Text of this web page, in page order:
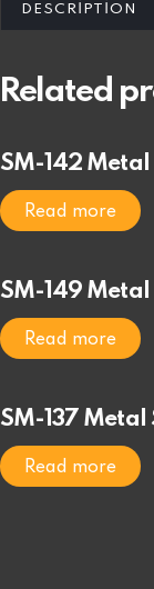
DESCRIPTION
Related
SM-142
Read more
SM-149
Read more
SM-137
Read more